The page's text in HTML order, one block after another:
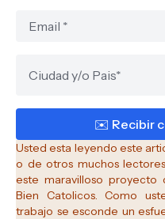
Usted esta leyendo este
o de otros muchos
este maravilloso proyecto
Bien Catolicos.Como
trabajo se esconde un